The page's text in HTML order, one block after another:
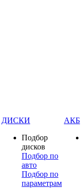
ДИСКИ
Подбор
дисков
Подбор по
авто
Подбор по
параметрам
АКБ